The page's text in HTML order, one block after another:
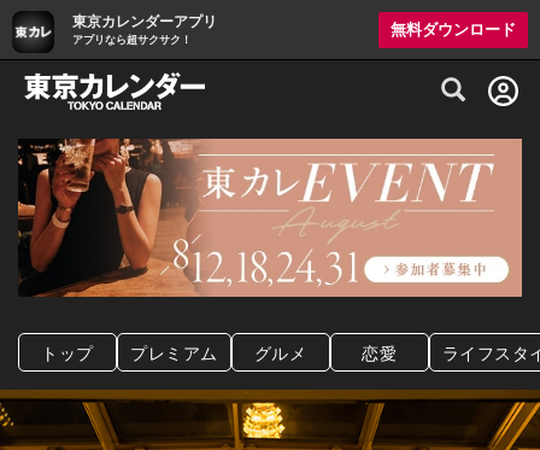
東京カレンダーアプリ
アプリなら超サクサク！
無料ダウンロード
グルメ情報・プレミアムレストラン予約
トップ プレミアム グルメ 恋愛 ライフスタ